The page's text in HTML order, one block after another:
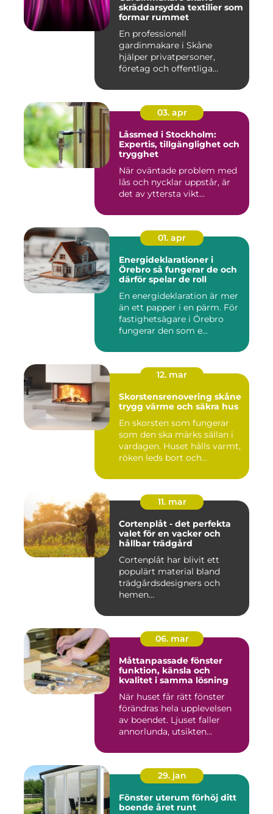
skräddarsydda textilier som
formar rummet
En professionell
gardinmakare i Skåne
hjälper privatpersoner,
företag och offentliga
03. apr
Låssmed i Stockholm:
Expertis, tillgänglighet och
trygghet
När oväntade problem med
lås och nycklar uppstår, är
det av yttersta vikt...
01. apr
Energideklarationer i
Örebro så fungerar de och
därför spelar de roll
En energideklaration är mer
än ett papper i en pärm. För
fastighetsägare i Örebro
fungerar den som e...
12. mar
Skorstensrenovering skåne
trygg värme och säkra hus
En skorsten som fungerar
som den ska märks sällan i
vardagen. Huset hålls varmt,
röken leds bort och...
11. mar
Cortenplåt - det perfekta
valet för en vacker och
hållbar trädgård
Cortenplåt har blivit ett
populärt material bland
trädgårdsdesigners och
hemen...
06. mar
Måttanpassade fönster
funktion, känsla och
kvalitet i samma lösning
När huset får rätt fönster
förändras hela upplevelsen
av boendet. Ljuset faller
annorlunda, utsikten...
29. jan
Fönster uterum förhöj ditt
boende året runt